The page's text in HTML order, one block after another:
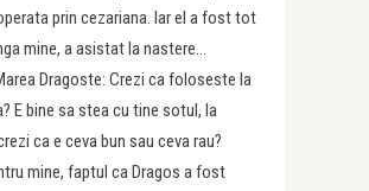
prin cezariana. Iar el a fost tot
mine, a asistat la nastere…
Dragoste: Crezi ca foloseste la
E bine sa stea cu tine sotul, la
ca e ceva bun sau ceva rau?
mine, faptul ca Dragos a fost